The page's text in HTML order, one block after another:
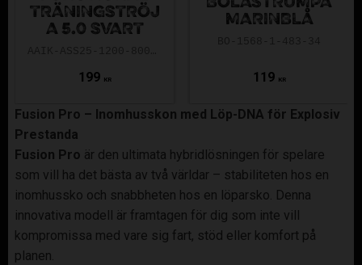
TRÄNINGSTRÖJ
A 5.0 SVART
199 KR
MARINBLÅ
119 KR
Fusion Pro – Inomhusskon med Löp-DNA för Explosiv
Prestanda
Fusion Pro är den ultimata hybridlösningen för spelare
som vill ha det bästa av två världar – stabiliteten hos en
inomhussko och snabbheten hos en löparsko. Denna
innovativa modell är framtagen för dig som inte vill
kompromissa med vare sig fart, stöd eller komfort på
planen.